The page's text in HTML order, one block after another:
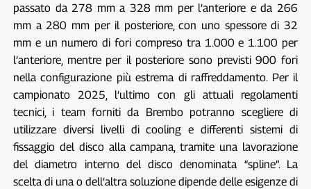
passato da 278 mm a 328 mm per l’anteriore e da 266
mm a 280 mm per il posteriore, con uno spessore di 32
mm e un numero di fori compreso tra 1.000 e 1.100 per
l’anteriore, mentre per il posteriore sono previsti 900 fori
nella configurazione più estrema di raffreddamento. Per il
campionato 2025, l’ultimo con gli attuali regolamenti
tecnici, i team forniti da Brembo potranno scegliere di
utilizzare diversi livelli di cooling e differenti sistemi di
fissaggio del disco alla campana, tramite una lavorazione
del diametro interno del disco denominata “spline”. La
scelta di una o dell’altra soluzione dipende delle esigenze di